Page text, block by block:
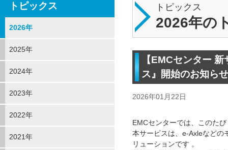
トピックス
2026年の
【EMCセンター
ス』開始のお知らせ
2026年01月22日
EMCセンターでは、このた
本サービスは、e-Axleなどの
リューションです 。
トピックス
2026年
2025年
2024年
2023年
2022年
2021年